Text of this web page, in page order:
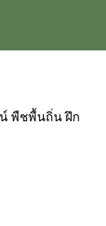
พืชพื้นถิ่น ฝึก